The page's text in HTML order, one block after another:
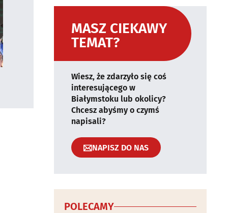
MASZ CIEKAWY
TEMAT?
Wiesz, że zdarzyło się coś
interesującego w
Białymstoku lub okolicy?
Chcesz abyśmy o czymś
napisali?
NAPISZ DO NAS
POLECAMY